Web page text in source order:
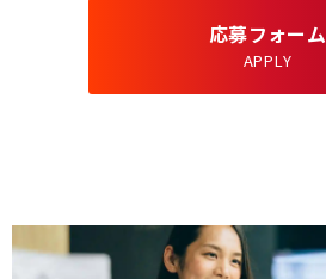
応募フォーム
APPLY